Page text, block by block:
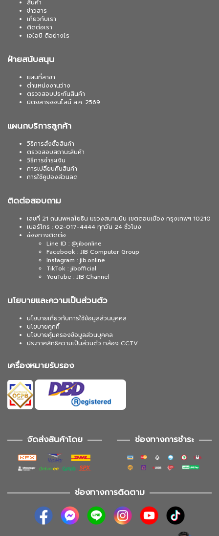
สินค้า
ข่าวสาร
เกี่ยวกับเรา
ติดต่อเรา
เจไอบี ดีอย่างไร
ฝ่ายสนับสนุน
แผนที่สาขา
ตำแหน่งงานว่าง
ตรวจสอบประกันสินค้า
นิตยสารออนไลน์ ส.ค. 2569
แผนกบริการลูกค้า
วิธีการสั่งซื้อสินค้า
ตรวจสอบสถานะสินค้า
วิธีการชำระเงิน
การเปลี่ยนคืนสินค้า
การใช้คูปองส่วนลด
ติดต่อสอบถาม
เลขที่ 21 ถนนพหลโยธิน แขวงสนามบิน เขตดอนเมือง กรุงเทพฯ 10210
เบอร์โทร : 02-017-4444 ทุกวัน 24 ชั่วโมง
ช่องทางติดต่อ
Line ID : @jibonline
Facebook : JIB Computer Group
Instagram : jib.online
TikTok : jibofficial
YouTube : JIB Channel
นโยบายและความเป็นส่วนตัว
นโยบายเกี่ยวกับการใช้ข้อมูลส่วนบุคคล
นโยบายคุกกี้
นโยบายคุ้มครองข้อมูลส่วนบุคคล
ประกาศสิทธิความเป็นส่วนตัว กล้อง CCTV
เครื่องหมายรับรอง
จัดส่งสินค้าโดย ช่องทางการชำระ
ช่องทางการติดตาม